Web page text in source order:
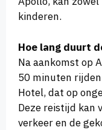
kinderen.
Hoe lang duurt
Na aankomst op
50 minuten
Hotel, dat op
Deze reistijd kan
verkeer en de